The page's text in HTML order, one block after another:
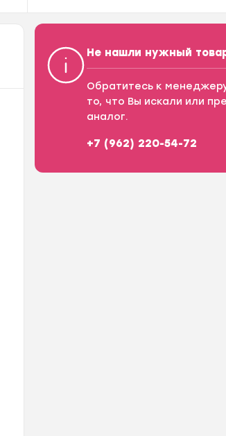
Не нашли нужный
Обратитесь к
то, что Вы искали или
аналог.
+7 (962) 220-54-72